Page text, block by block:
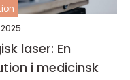
laser: En
i medicinsk